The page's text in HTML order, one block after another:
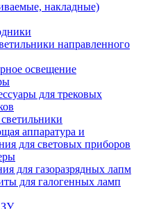
накладные)
направленного
освещение
для трековых
аппаратура и
для световых приборов
для газоразрядных лапм
для галогенных ламп